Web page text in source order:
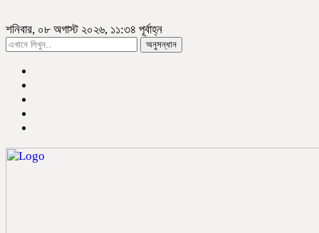
শনিবার, ০৮ অগাস্ট ২০২৬, ১১:৩৪ পূর্বাহ্ন
অনুসন্ধান